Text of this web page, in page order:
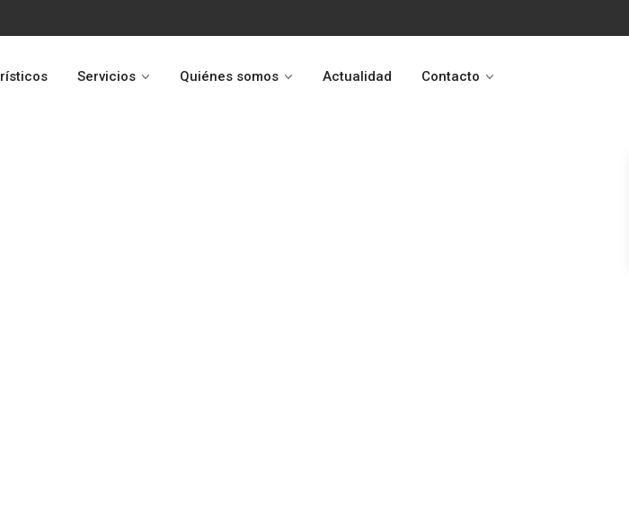
Servicios Quiénes somos Actualidad Contacto